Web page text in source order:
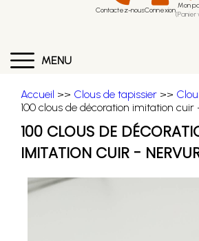
Contactez-nousConnexion Mon
(Panier
MENU
Accueil >> Clous de tapissier >>
100 clous de décoration imitation cuir
100 CLOUS DE
IMITATION CUIR -